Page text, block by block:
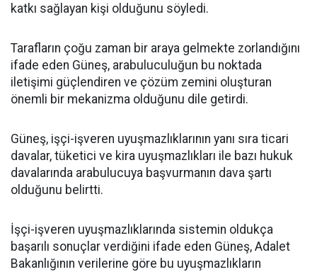
katkı sağlayan kişi olduğunu söyledi.
Tarafların çoğu zaman bir araya gelmekte zorlandığını
ifade eden Güneş, arabuluculuğun bu noktada
iletişimi güçlendiren ve çözüm zemini oluşturan
önemli bir mekanizma olduğunu dile getirdi.
Güneş, işçi-işveren uyuşmazlıklarının yanı sıra ticari
davalar, tüketici ve kira uyuşmazlıkları ile bazı hukuk
davalarında arabulucuya başvurmanın dava şartı
olduğunu belirtti.
İşçi-işveren uyuşmazlıklarında sistemin oldukça
başarılı sonuçlar verdiğini ifade eden Güneş, Adalet
Bakanlığının verilerine göre bu uyuşmazlıkların